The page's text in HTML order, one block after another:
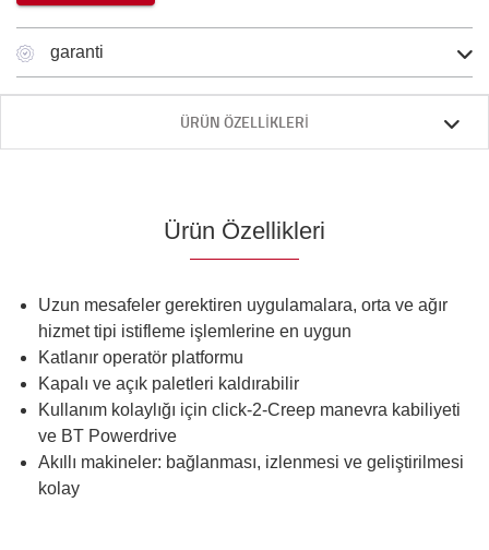
garanti
ÜRÜN ÖZELLIKLERI
Ürün Özellikleri
Uzun mesafeler gerektiren uygulamalara, orta ve ağır
hizmet tipi istifleme işlemlerine en uygun
Katlanır operatör platformu
Kapalı ve açık paletleri kaldırabilir
Kullanım kolaylığı için click-2-Creep manevra kabiliyeti
ve BT Powerdrive
Akıllı makineler: bağlanması, izlenmesi ve geliştirilmesi
kolay